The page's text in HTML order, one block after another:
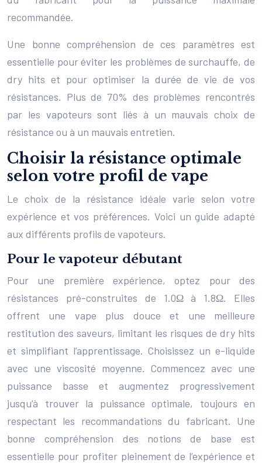
recommandée.
Une bonne compréhension de ces paramètres est
essentielle pour éviter les problèmes de surchauffe, de
dry hits et pour optimiser la durée de vie de vos
résistances. Plus de 70% des problèmes rencontrés
par les vapoteurs sont liés à un mauvais choix de
résistance ou à un mauvais entretien.
Choisir la résistance optimale
selon votre profil de vape
Le choix de la résistance idéale varie selon votre
expérience et vos préférences. Voici un guide adapté
aux différents profils de vapoteurs.
Pour le vapoteur débutant
Pour une première expérience, optez pour des
résistances pré-construites de 1.0Ω à 1.8Ω. Elles
offrent une vape plus douce et une meilleure
restitution des saveurs, limitant les risques de dry hits
et simplifiant l’apprentissage. Choisissez un e-liquide
avec une viscosité moyenne. Commencez avec une
puissance basse et augmentez progressivement
jusqu’à trouver la puissance optimale, toujours en
respectant les recommandations du fabricant. Une
bonne compréhension des notions de base est
essentielle pour profiter pleinement de l’expérience et